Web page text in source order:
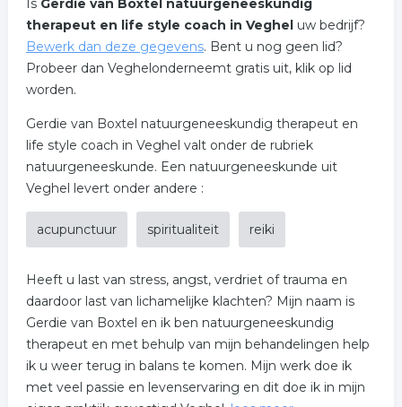
Is Gerdie van Boxtel natuurgeneeskundig
therapeut en life style coach in Vegheluw bedrijf?
Bewerk dan deze gegevens. Bent u nog geen lid?
Probeer dan Veghelonderneemt gratis uit, klik op lid
worden.
Gerdie van Boxtel natuurgeneeskundig therapeut en
life style coach in Veghel valt onder de rubriek
natuurgeneeskunde. Een natuurgeneeskunde uit
Veghel levert onder andere :
acupunctuur spiritualiteit reiki
Heeft u last van stress, angst, verdriet of trauma en
daardoor last van lichamelijke klachten? Mijn naam is
Gerdie van Boxtel en ik ben natuurgeneeskundig
therapeut en met behulp van mijn behandelingen help
ik u weer terug in balans te komen. Mijn werk doe ik
met veel passie en levenservaring en dit doe ik in mijn